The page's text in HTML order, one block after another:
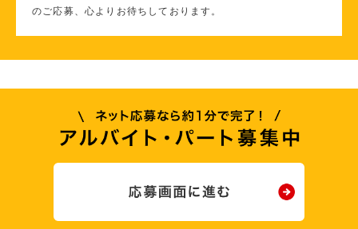
のご応募、心よりお待ちしております。